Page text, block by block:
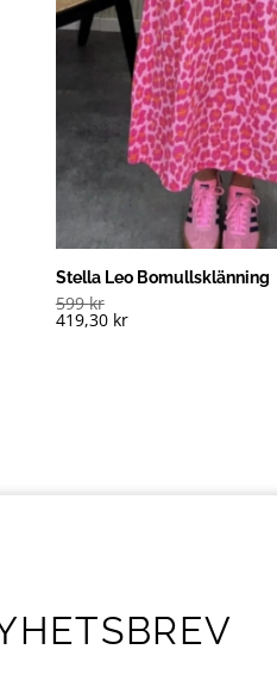
Stella Leo Bomullsklänning
599kr
419,30 kr